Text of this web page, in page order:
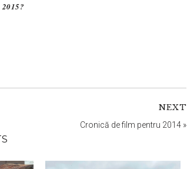
NEXT
Cronică de film pentru 2014 »